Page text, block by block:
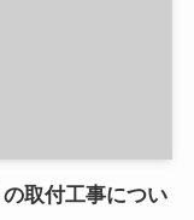
取付工事につい